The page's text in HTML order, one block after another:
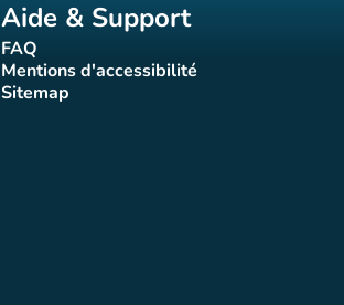
Aide & Support
FAQ(nouvel onglet)
Mentions d'accessibilité
(nouvel onglet)
Sitemap(nouvel onglet)